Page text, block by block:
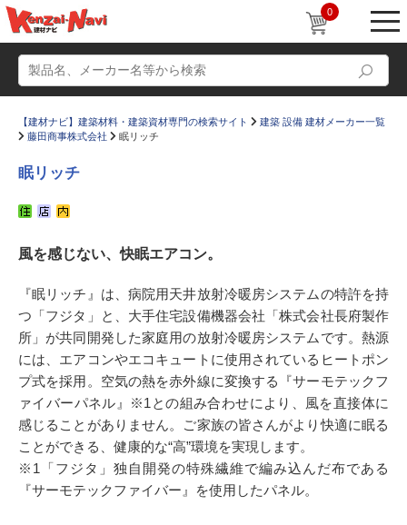
0
かたなび
すまいリング 設計士インタビュー
Q＆A 販売・施工代理店募集
お気に入り
【建材ナビ】建築材料・建築資材専門の検索サイト
建築 設備 建材メーカー一覧
藤田商事株式会社
眠リッチ
眠リッチ
風を感じない、快眠エアコン。
『眠リッチ』は、病院用天井放射冷暖房システムの特許を持
つ「フジタ」と、大手住宅設備機器会社「株式会社長府製作
所」が共同開発した家庭用の放射冷暖房システムです。熱源
には、エアコンやエコキュートに使用されているヒートポン
プ式を採用。空気の熱を赤外線に変換する『サーモテックフ
ァイバーパネル』※1との組み合わせにより、風を直接体に
感じることがありません。ご家族の皆さんがより快適に眠る
ことができる、健康的な“高”環境を実現します。
※1「フジタ」独自開発の特殊繊維で編み込んだ布である
『サーモテックファイバー』を使用したパネル。